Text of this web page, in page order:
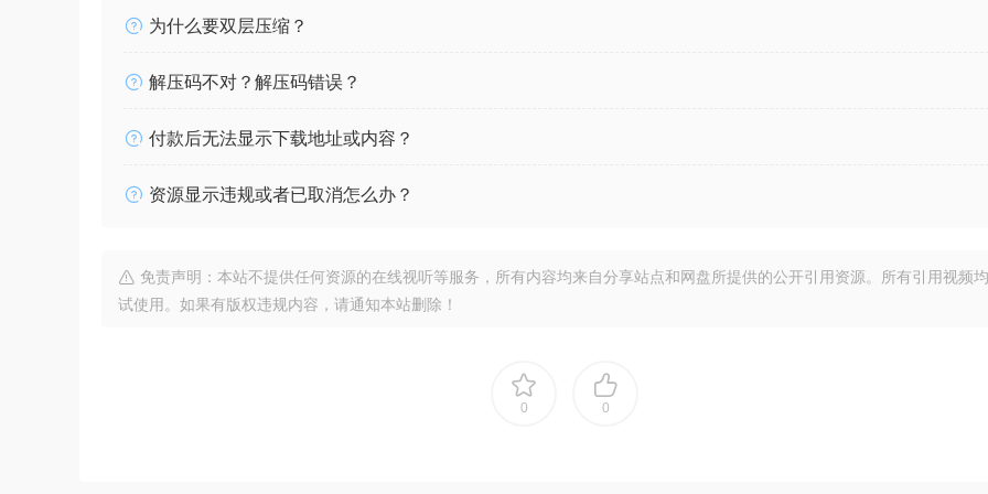
为什么要双层压缩？
解压码不对？解压码错误？
付款后无法显示下载地址或内容？
资源显示违规或者已取消怎么办？
免责声明：本站不提供任何资源的在线视听等服务，所有内容均来自分享站点和网盘所提供的公开引用资源。所有引用视频
试使用。如果有版权违规内容，请通知本站删除！
0 0